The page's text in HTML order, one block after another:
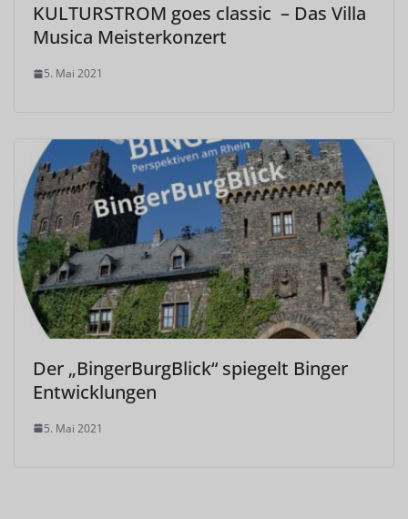
KULTURSTROM goes classic – Das Villa
Musica Meisterkonzert
5. Mai 2021
Der „BingerBurgBlick“ spiegelt Binger
Entwicklungen
5. Mai 2021